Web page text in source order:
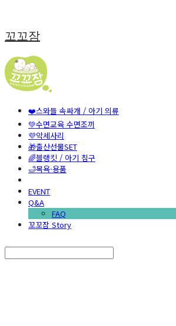
꼬꼬잠
❤️스와들 속싸개 / 아기 의류
💚수면교육 수면조끼
💜악세사리
🎁출산선물SET
🌈블랭킷 / 아기 침구
🛁목욕·용품
EVENT
Q&A
FAQ
꼬꼬잠 Story